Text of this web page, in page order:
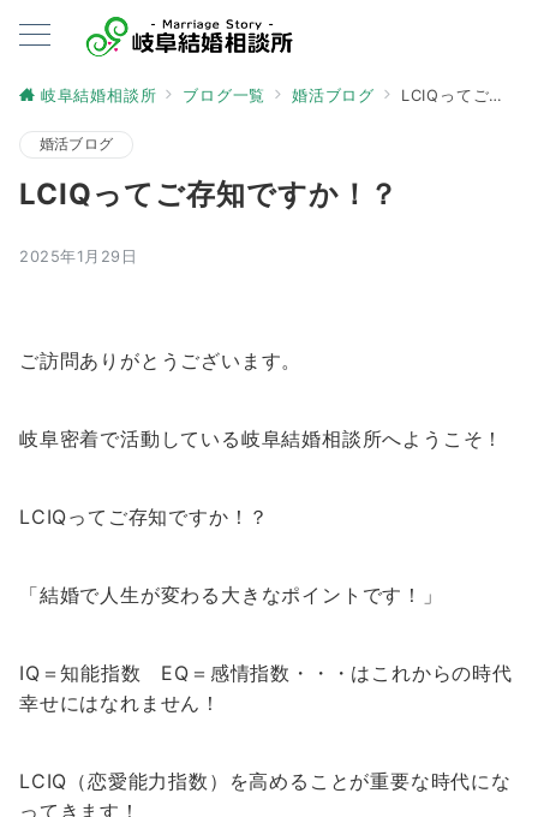
岐阜結婚相談所 ブログ一覧 婚活ブログ LCIQってご存知ですか！？
婚活ブログ
LCIQってご存知ですか！？
2025年1月29日
ご訪問ありがとうございます。
岐阜密着で活動している岐阜結婚相談所へようこそ！
LCIQってご存知ですか！？
「結婚で人生が変わる大きなポイントです！」
IQ＝知能指数 EQ＝感情指数・・・はこれからの時代
幸せにはなれません！
LCIQ（恋愛能力指数）を高めることが重要な時代にな
ってきます！